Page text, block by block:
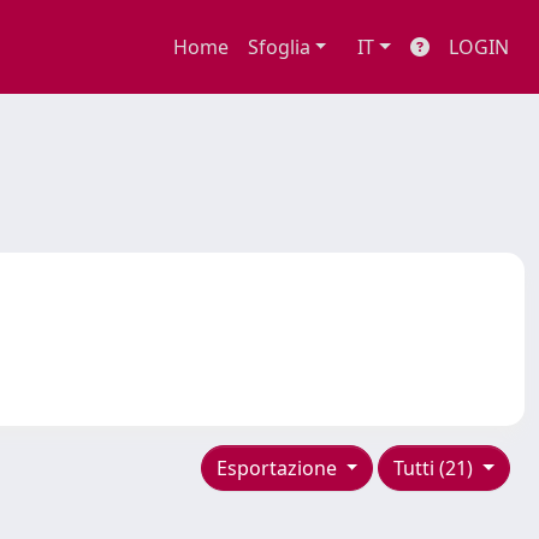
Home Sfoglia IT LOGIN
Tutti (21)
Esportazione